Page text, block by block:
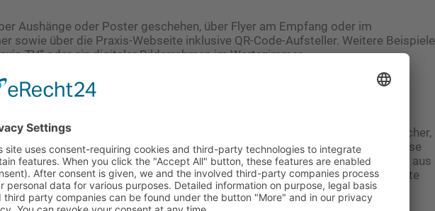
Aushänge oder Poster geschehen, über Flyer am Empfang oder im
sowie über die Praxis-Webseite inklusive QR-Code-Aufsteller. Weitere Beispiele
TV“ oder ein digitaler Bilderrahmen im Wartezimmer.
der IGeL-Angebote
muss für das Praxisteam so unkompliziert wie möglich
So ist beispielsweise die Ansprache des IGeL-Angebots deutlich einfacher,
Patientinnen und Patienten bereits vorab informiert haben – möglicherweise
genannten Optionen der Präsentation. Bestenfalls sprechen sie von sich aus
auf eine der angebotenen Selbstzahlerleistungen an. Für den Fall sollte
dass alle MFA in der Lage sind, über die Leistung zu informieren und die
Einwände des Fragenden zu beantworten.